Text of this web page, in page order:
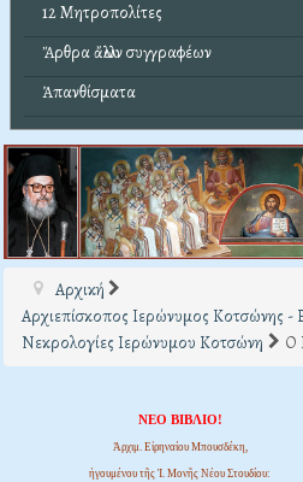
12 Μητροπολίτες
Ἄρθρα ἄλλων συγγραφέων
Ἀπανθίσματα
Αρχική
Αρχιεπίσκοπος Ιερώνυμος Κοτσώνης -
Νεκρολογίες Ιερώνυμου Κοτσώνη
Ο
ΝΕΟ ΒΙΒΛΙΟ!
Ἀρχιμ. Εἰρηναίου Μπουσδέκη,
ἡγουμένου τῆς Ἱ. Μονῆς Νέου Στουδίου: